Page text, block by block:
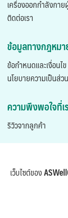
เครื่องออกกำลังกา
ติดต่อเรา
ข้อมูลทางกฎหม
ข้อกำหนดและเงื่อนไข
นโยบายความเป็นส่ว
ความพึงพอใจที่เ
ริวิวจากลูกค้า
เว็บไซต์ของ